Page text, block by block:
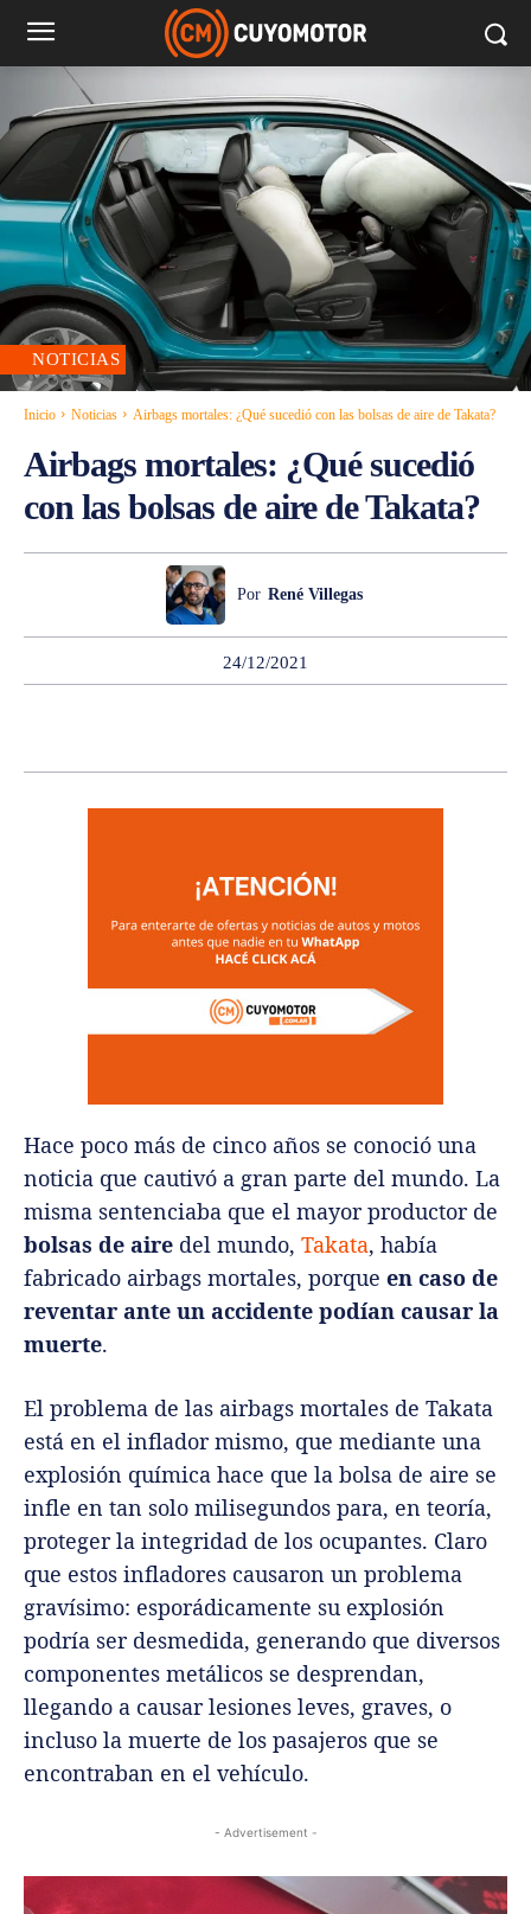
NOTICIAS
Inicio Noticias Airbags mortales: ¿Qué sucedió con las bolsas de aire de Takata?
Airbags mortales: ¿Qué sucedió
con las bolsas de aire de Takata?
Por René Villegas
24/12/2021
Hace poco más de cinco años se conoció una
noticia que cautivó a gran parte del mundo. La
misma sentenciaba que el mayor productor de
bolsas de aire del mundo, Takata, había
fabricado airbags mortales, porque en caso de
reventar ante un accidente podían causar la
muerte.
El problema de las airbags mortales de Takata
está en el inflador mismo, que mediante una
explosión química hace que la bolsa de aire se
infle en tan solo milisegundos para, en teoría,
proteger la integridad de los ocupantes. Claro
que estos infladores causaron un problema
gravísimo: esporádicamente su explosión
podría ser desmedida, generando que diversos
componentes metálicos se desprendan,
llegando a causar lesiones leves, graves, o
incluso la muerte de los pasajeros que se
encontraban en el vehículo.
- Advertisement -